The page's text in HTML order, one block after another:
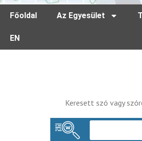
Főoldal Az Egyesület
EN
Keresett szó vagy